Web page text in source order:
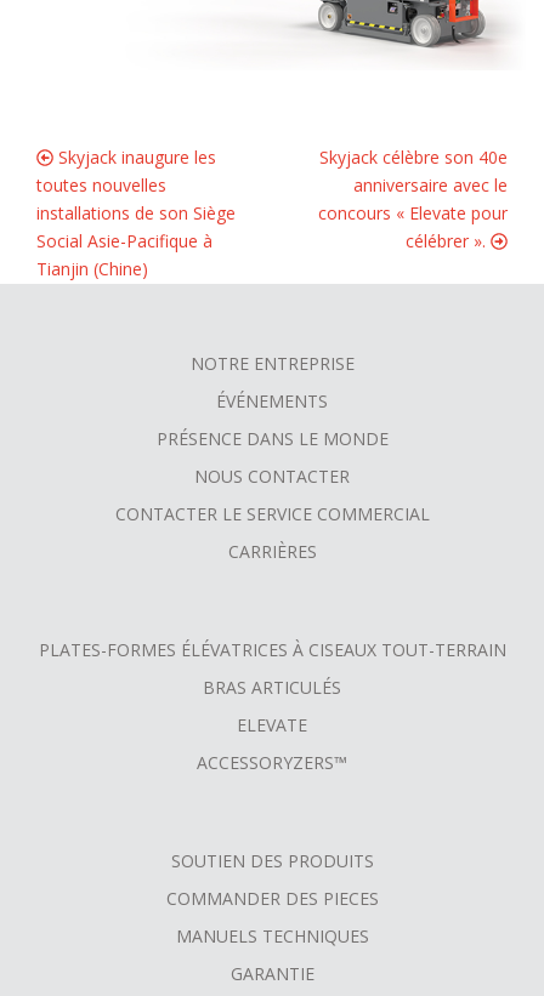
Skyjack inaugure les
toutes nouvelles
installations de son Siège
Social Asie-Pacifique à
Tianjin (Chine)
Skyjack célèbre son 40e
anniversaire avec le
concours « Elevate pour
célébrer ».
NOTRE ENTREPRISE
ÉVÉNEMENTS
PRÉSENCE DANS LE MONDE
NOUS CONTACTER
CONTACTER LE SERVICE COMMERCIAL
CARRIÈRES
PLATES-FORMES ÉLÉVATRICES À CISEAUX TOUT-TERRAIN
BRAS ARTICULÉS
ELEVATE
ACCESSORYZERS™
SOUTIEN DES PRODUITS
COMMANDER DES PIECES
MANUELS TECHNIQUES
GARANTIE